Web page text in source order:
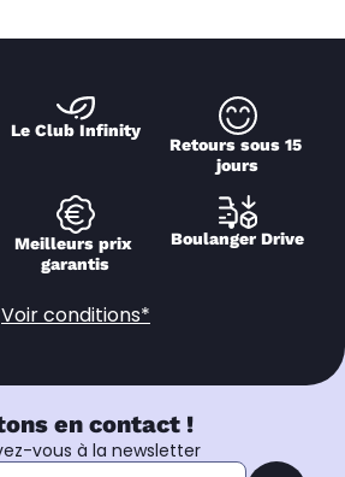
Le Club Infinity
Retours sous 15
jours
Meilleurs prix
garantis
Boulanger Drive
Voir conditions*
en contact !
vous à la newsletter